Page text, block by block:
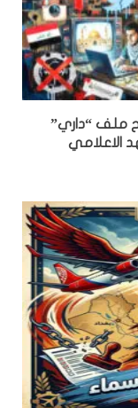
ملف “داري”
الاعلامي